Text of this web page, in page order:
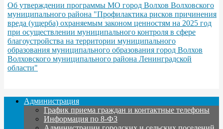
Об утверждении программы МО город Волхов Волховского
муниципального района "Профилактика рисков причинения
вреда (ущерба) охраняемым законом ценностям на 2025 год
при осуществлении муниципального контроля в сфере
благоустройства на территории муниципального
образования муниципального образования город Волхов
Волховского муниципального района Ленинградской
области"
Администрация
График приема граждан и контактные телефоны
Информация по 8-ФЗ